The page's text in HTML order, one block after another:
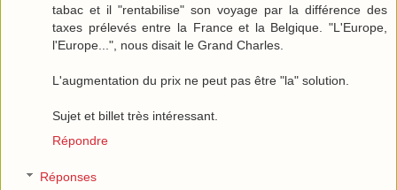
tabac et il "rentabilise" son voyage par la différence des
taxes prélevés entre la France et la Belgique. "L'Europe,
l'Europe...", nous disait le Grand Charles.
L'augmentation du prix ne peut pas être "la" solution.
Sujet et billet très intéressant.
Répondre
Réponses